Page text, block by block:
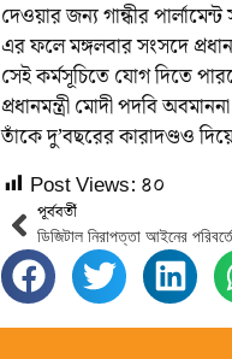
দেওয়ার জন্য গান্ধীর
এর ফলে মঙ্গলবার সংসদে
সেই কর্মসূচিতে যোগ দিতে
প্রধানমন্ত্রী মোদী পদবি
তাঁকে দু’বছরের কারাদণ্ডও
Post Views: ৪০
পূর্ববর্তী